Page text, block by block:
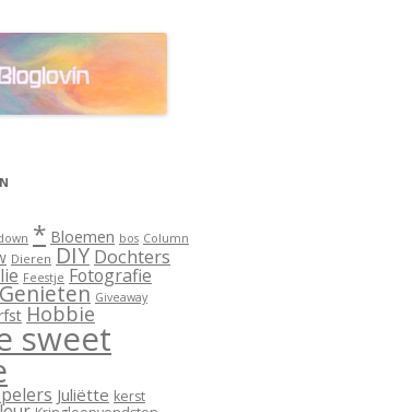
* Bloemen bos Column
Dieren DIY Dochters
Feestje Fotografie
Genieten Giveaway
Hobbie
sweet
Juliëtte kerst